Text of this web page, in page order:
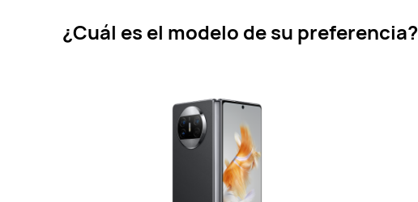
¿Cuál es el modelo de su preferencia?